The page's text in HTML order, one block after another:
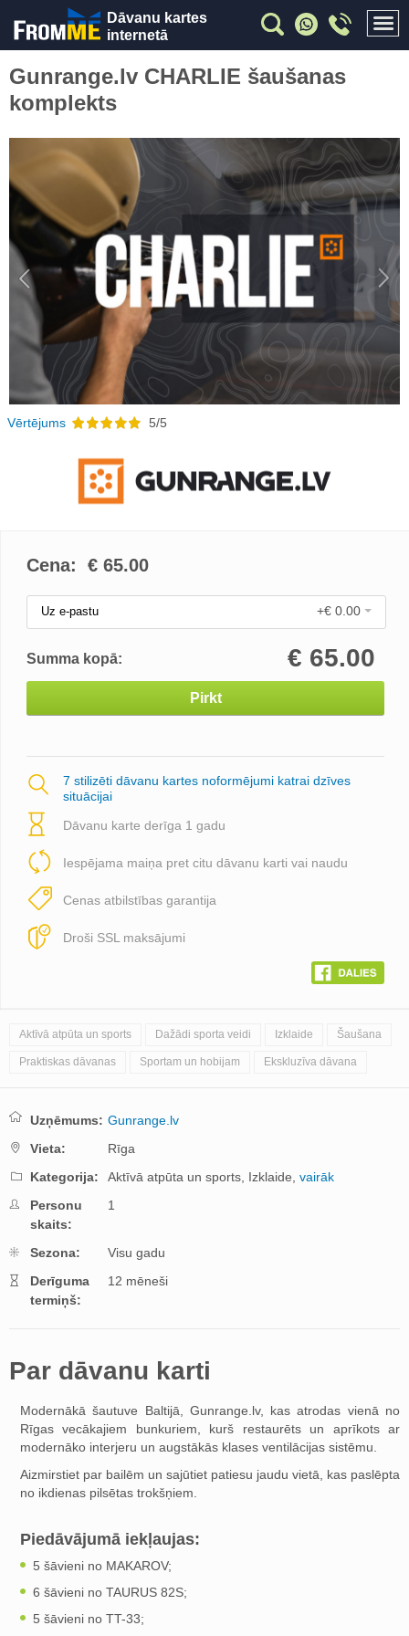
Dāvanu kartes
internetā
Gunrange.lv CHARLIE šaušanas
komplekts
Previous
Vērtējums 5/5
Cena: € 65.00
Uz e-pastu +€ 0.00
Summa kopā: € 65.00
Pirkt
7 stilizēti dāvanu kartes noformējumi katrai dzīves
situācijai
Dāvanu karte derīga 1 gadu
Iespējama maiņa pret citu dāvanu karti vai naudu
Cenas atbilstības garantija
Droši SSL maksājumi
Aktīvā atpūta un sports Dažādi sporta veidi Izklaide Šaušana
Praktiskas dāvanas Sportam un hobijam Ekskluzīva dāvana
Uzņēmums: Gunrange.lv
Vieta:
Rīga
Kategorija:
Aktīvā atpūta un sports, Izklaide, vairāk
Personu
skaits:
1
Sezona:
Visu gadu
Derīguma
termiņš:
12 mēneši
Par dāvanu karti
Modernākā šautuve Baltijā, Gunrange.lv, kas atrodas vienā no
Rīgas vecākajiem bunkuriem, kurš restaurēts un aprīkots ar
modernāko interjeru un augstākās klases ventilācijas sistēmu.
Aizmirstiet par bailēm un sajūtiet patiesu jaudu vietā, kas paslēpta
no ikdienas pilsētas trokšņiem.
Piedāvājumā iekļaujas:
5 šāvieni no MAKAROV;
6 šāvieni no TAURUS 82S;
5 šāvieni no TT-33;